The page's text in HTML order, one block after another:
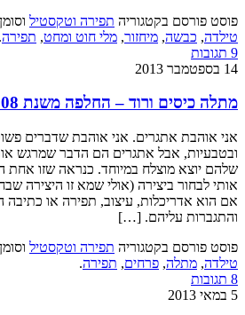
פוסט פורסם בקטגוריהתפירה וטקסטילוסומן
טילדה,כבשה,מיחזור,מלי חוט ומחט,תפירה.
14 בספטמבר 2013
מתלה כיסים ורוד – החלפה משנת 2008
אני אוהבת אתגרים. אני אוהבת שדברים
ובטבעיות, אבל אתגרים הם הדבר שמרגש
שלהם יוצא מוצלח במיוחד. כנראה שזו אחת
אותי לבחור ביצירה (אולי שמא זו היצירה
אם הוא אדריכלות, עיצוב, תפירה או כתיבה
והתגברות עליהם. […]
פוסט פורסם בקטגוריהתפירה וטקסטילוסומן
טילדה,מתלה,פרחים,תפירה.